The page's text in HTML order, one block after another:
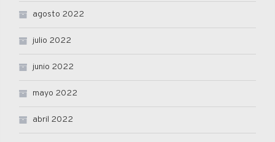
agosto 2022
julio 2022
junio 2022
mayo 2022
abril 2022